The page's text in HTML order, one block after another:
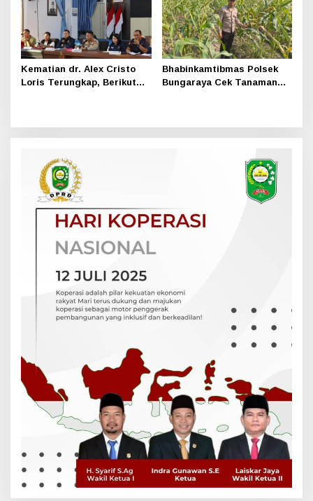
Kematian dr. Alex Cristo
Loris Terungkap, Berikut
Bhabinkamtibmas Polsek
Bungaraya Cek Tanaman